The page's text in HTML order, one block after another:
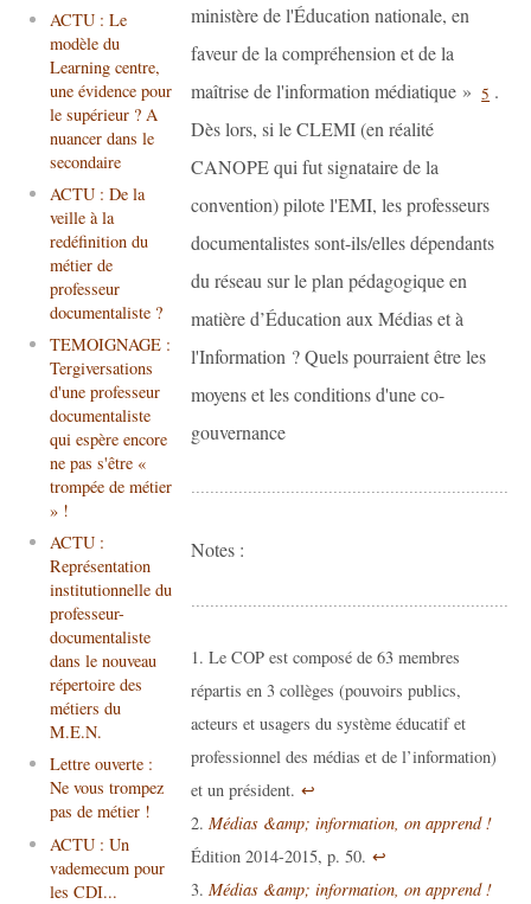
ACTU : Le
modèle du
Learning centre,
une évidence pour
le supérieur ? A
nuancer dans le
secondaire
ACTU : De la
veille à la
redéfinition du
métier de
professeur
documentaliste ?
TEMOIGNAGE :
Tergiversations
d'une professeur
documentaliste
qui espère encore
ne pas s'être «
trompée de métier
» !
ACTU :
Représentation
institutionnelle du
professeur-
documentaliste
dans le nouveau
répertoire des
métiers du
M.E.N.
Lettre ouverte :
Ne vous trompez
pas de métier !
ACTU : Un
vademecum pour
les CDI...
ministère de l'Éducation nationale, en
faveur de la compréhension et de la
maîtrise de l'information médiatique » 5 .
Dès lors, si le CLEMI (en réalité
CANOPE qui fut signataire de la
convention) pilote l'EMI, les professeurs
documentalistes sont-ils/elles dépendants
du réseau sur le plan pédagogique en
matière d’Éducation aux Médias et à
l'Information ? Quels pourraient être les
moyens et les conditions d'une co-
gouvernance
Notes :
Le COP est composé de 63 membres
répartis en 3 collèges (pouvoirs publics,
acteurs et usagers du système éducatif et
professionnel des médias et de l’information)
et un président.↩
Médias &amp; information, on apprend !
Édition 2014-2015, p. 50.↩
Médias &amp; information, on apprend !